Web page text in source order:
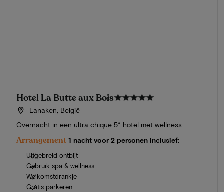
Hotel La Butte aux Bois★★★★★
Lanaken, België
Overnacht in een ultra chique 5* hotel met wellness
Arrangement 1 nacht voor 2 personen inclusief:
Uitgebreid ontbijt
Gebruik spa & wellness
Welkomstdrankje
Gratis parkeren